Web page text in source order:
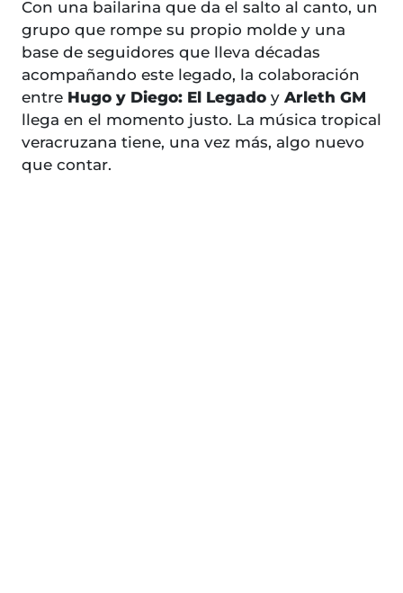
Con una bailarina que da el salto al canto, un
grupo que rompe su propio molde y una
base de seguidores que lleva décadas
acompañando este legado, la colaboración
entre Hugo y Diego: El Legado y Arleth GM
llega en el momento justo. La música tropical
veracruzana tiene, una vez más, algo nuevo
que contar.